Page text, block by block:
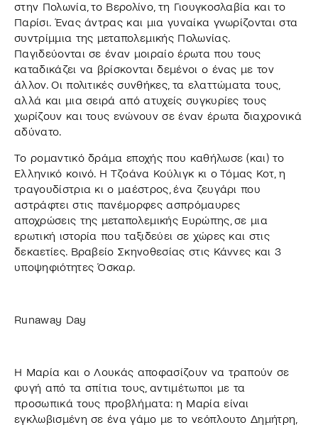
στην Πολωνία, το Βερολίνο, τη Γιουγκοσλαβία και το
Παρίσι. Ένας άντρας και μια γυναίκα γνωρίζονται στα
συντρίμμια της μεταπολεμικής Πολωνίας.
Παγιδεύονται σε έναν μοιραίο έρωτα που τους
καταδικάζει να βρίσκονται δεμένοι ο ένας με τον
άλλον. Οι πολιτικές συνθήκες, τα ελαττώματα τους,
αλλά και μια σειρά από ατυχείς συγκυρίες τους
χωρίζουν και τους ενώνουν σε έναν έρωτα διαχρονικά
αδύνατο.
Το ρομαντικό δράμα εποχής που καθήλωσε (και) το
Ελληνικό κοινό. Η Τζοάνα Κούλιγκ κι ο Τόμας Κοτ, η
τραγουδίστρια κι ο μαέστρος, ένα ζευγάρι που
αστράφτει στις πανέμορφες ασπρόμαυρες
αποχρώσεις της μεταπολεμικής Ευρώπης, σε μια
ερωτική ιστορία που ταξιδεύει σε χώρες και στις
δεκαετίες. Βραβείο Σκηνοθεσίας στις Κάννες και 3
υποψηφιότητες Όσκαρ.
Runaway Day
Η Μαρία και ο Λουκάς αποφασίζουν να τραπούν σε
φυγή από τα σπίτια τους, αντιμέτωποι με τα
προσωπικά τους προβλήματα: η Μαρία είναι
εγκλωβισμένη σε ένα γάμο με το νεόπλουτο Δημήτρη,